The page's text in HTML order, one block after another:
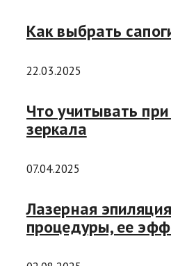
Как выбрать
22.03.2025
Что учитывать
зеркала
07.04.2025
Лазерная
процедуры, ее